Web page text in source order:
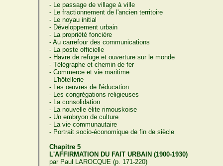
- Le passage de village à ville
- Le fractionnement de l'ancien territoire
- Le noyau initial
- Développement urbain
- La propriété foncière
- Au carrefour des communications
- La poste officielle
- Havre de refuge et ouverture sur le monde
- Télégraphe et chemin de fer
- Commerce et vie maritime
- L'hôtellerie
- Les œuvres de l'éducation
- Les congrégations religieuses
- La consolidation
- La nouvelle élite rimouskoise
- Un embryon de culture
- La vie communautaire
- Portrait socio-économique de fin de siècle
Chapitre 5
L'AFFIRMATION DU FAIT URBAIN (1900-1930)
par Paul LAROCQUE (p. 171-220)